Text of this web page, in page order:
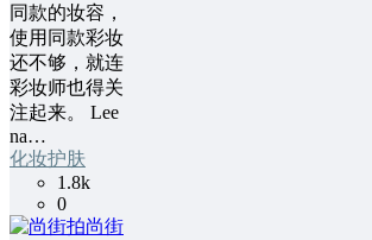
同款的妆容，
使用同款彩妆
还不够，就连
彩妆师也得关
注起来。 Lee
na…
化妆护肤
1.8k
0
尚街